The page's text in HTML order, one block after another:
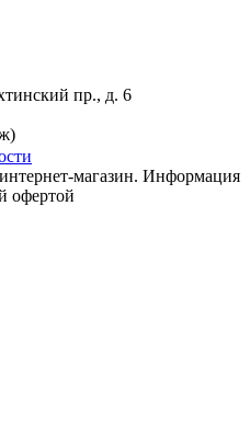
пр., д. 6
магазин. Информация
офертой